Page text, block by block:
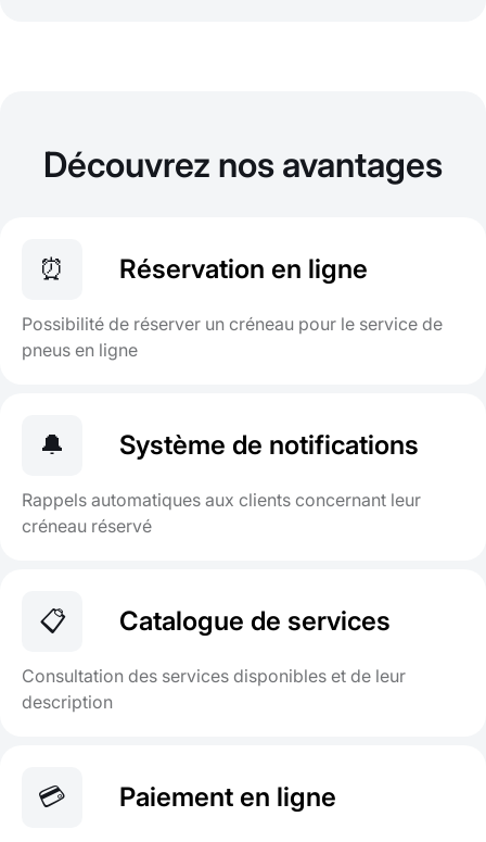
Découvrez nos avantages
⏰ Réservation en ligne
Possibilité de réserver un créneau pour le service de
pneus en ligne
🔔 Système de notifications
Rappels automatiques aux clients concernant leur
créneau réservé
📋 Catalogue de services
Consultation des services disponibles et de leur
description
💳 Paiement en ligne